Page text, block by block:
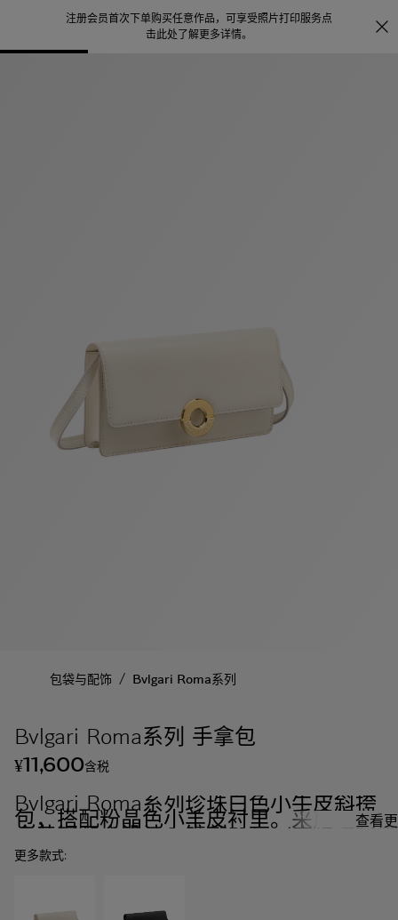
注册会员首次下单购买任意作品，可享受照片打印服务点
击此处了解更多详情。
包袋与配饰 / Bvlgari Roma系列
Bvlgari Roma系列 手拿包
¥11,600含税
Bvlgari Roma系列珍珠白色小牛皮斜挎
包，搭配粉晶色小羊皮衬里。采用经典镀
金黄铜开合设计，镌刻Bvlgari宝格丽品牌
标识。
查看
更多款式: